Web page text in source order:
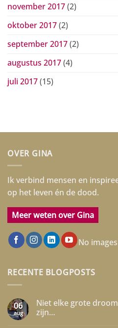
november 2017(2)
oktober 2017(2)
september 2017(2)
augustus 2017(4)
juli 2017(15)
OVER GINA
Ik verbind mensen en
op het leven én de dood.
Meer weten over Gina
No
RECENTE BLOGPOSTS
06
aug
Niet elke grote
zijn…